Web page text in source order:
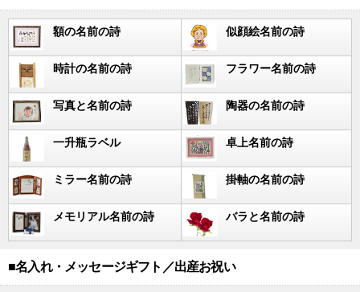
額の名前の詩 似顔絵名前の詩
時計の名前の詩 フラワー名前の詩
写真と名前の詩 陶器の名前の詩
一升瓶ラベル 卓上名前の詩
ミラー名前の詩 掛軸の名前の詩
メモリアル名前の詩 バラと名前の詩
■名入れ・メッセージギフト／出産お祝い